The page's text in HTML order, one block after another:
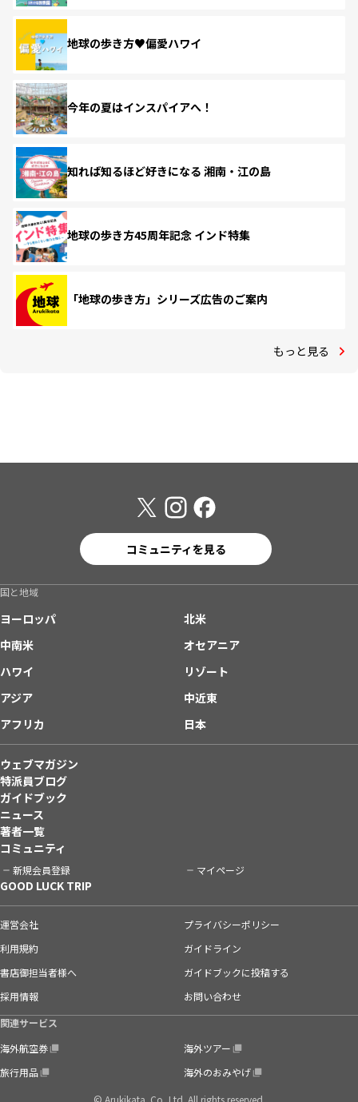
地球の歩き方♥偏愛ハワイ
今年の夏はインスパイアへ！
知れば知るほど好きになる 湘南・江の島
地球の歩き方45周年記念 インド特集
「地球の歩き方」シリーズ広告のご案内
もっと見る
コミュニティを見る
国と地域
ヨーロッパ
北米
中南米
オセアニア
ハワイ
リゾート
アジア
中近東
アフリカ
日本
ウェブマガジン
特派員ブログ
ガイドブック
ニュース
著者一覧
コミュニティ
新規会員登録 マイページ
GOOD LUCK TRIP
運営会社
プライバシーポリシー
利用規約
ガイドライン
書店御担当者様へ
ガイドブックに投稿する
採用情報
お問い合わせ
関連サービス
海外航空券
海外ツアー
旅行用品
海外のおみやげ